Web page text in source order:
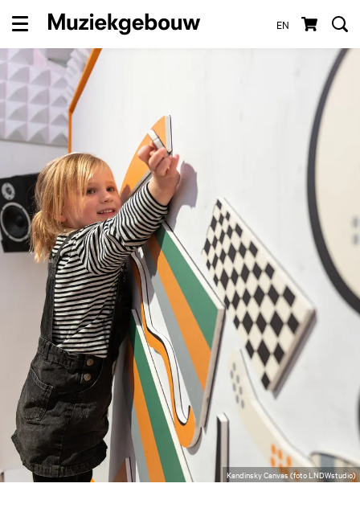
EN
Menu
Kandinsky Canvas (foto LNDWstudio)